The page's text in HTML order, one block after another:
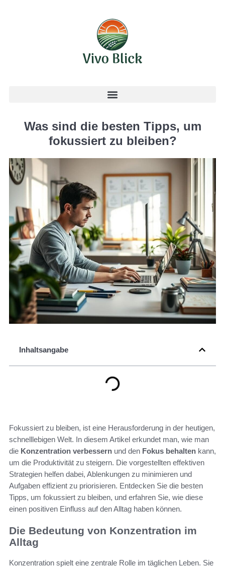
Was sind die besten Tipps, um
fokussiert zu bleiben?
Inhaltsangabe
Fokussiert zu bleiben, ist eine Herausforderung in der heutigen,
schnelllebigen Welt. In diesem Artikel erkundet man, wie man
die Konzentration verbessern und den Fokus behalten kann,
um die Produktivität zu steigern. Die vorgestellten effektiven
Strategien helfen dabei, Ablenkungen zu minimieren und
Aufgaben effizient zu priorisieren. Entdecken Sie die besten
Tipps, um fokussiert zu bleiben, und erfahren Sie, wie diese
einen positiven Einfluss auf den Alltag haben können.
Die Bedeutung von Konzentration im
Alltag
Konzentration spielt eine zentrale Rolle im täglichen Leben. Sie